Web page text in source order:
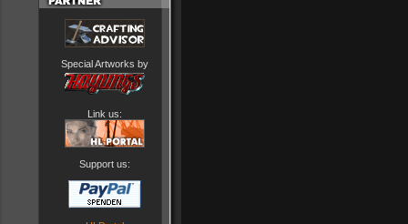
Special Artworks by
Link us:
Support us: